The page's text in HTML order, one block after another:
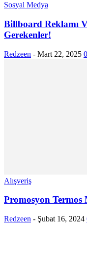
Sosyal Medya
Billboard Reklamı
Gerekenler!
Redzeen - Mart 22, 2025 0
Alışveriş
Promosyon Termos
Redzeen - Şubat 16, 2024